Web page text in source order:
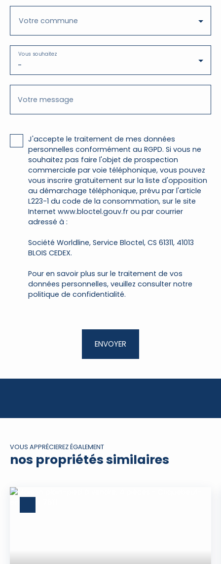
Votre commune
-
Vous souhaitez
Votre message
J'accepte le traitement de mes données
personnelles conformément au RGPD. Si vous ne
souhaitez pas faire l'objet de prospection
commerciale par voie téléphonique, vous pouvez
vous inscrire gratuitement sur la liste d'opposition
au démarchage téléphonique, prévu par l'article
L223-1 du code de la consommation, sur le site
Internet www.bloctel.gouv.fr ou par courrier
adressé à :
Société Worldline, Service Bloctel, CS 61311, 41013
BLOIS CEDEX.
Pour en savoir plus sur le traitement de vos
données personnelles, veuillez consulter notre
politique de confidentialité.
ENVOYER
VOUS APPRÉCIEREZ ÉGALEMENT
nos propriétés similaires